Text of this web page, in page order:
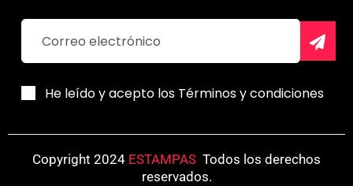
He leído y acepto los Términos y condiciones
Copyright 2024 ESTAMPAS Todos los derechos
reservados.